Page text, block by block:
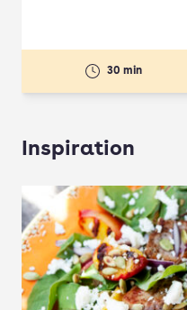
30 min
Inspiration